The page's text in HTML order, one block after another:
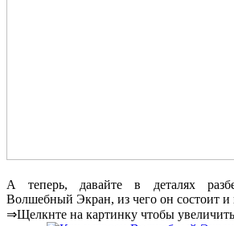
А теперь, давайте в деталях
Волшебный Экран, из чего он состоит и
⇒Щелкнте на картинку чтобы